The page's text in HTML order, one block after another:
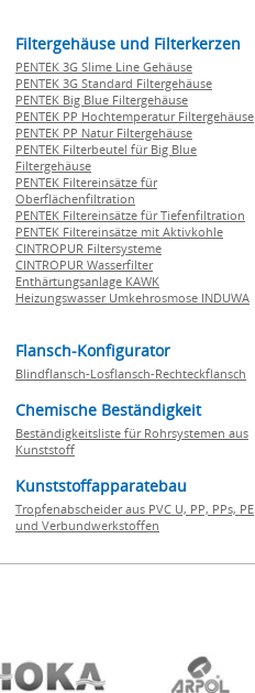
Filtergehäuse und Filterkerzen
PENTEK 3G Slime Line Gehäuse
PENTEK 3G Standard Filtergehäuse
PENTEK Big Blue Filtergehäuse
PENTEK PP Hochtemperatur Filtergehäuse
PENTEK PP Natur Filtergehäuse
PENTEK Filterbeutel für Big Blue
Filtergehäuse
PENTEK Filtereinsätze für
Oberflächenfiltration
PENTEK Filtereinsätze für Tiefenfiltration
PENTEK Filtereinsätze mit Aktivkohle
CINTROPUR Filtersysteme
CINTROPUR Wasserfilter
Enthärtungsanlage KAWK
Heizungswasser Umkehrosmose INDUWA
Flansch-Konfigurator
Blindflansch-Losflansch-Rechteckflansch
Chemische Beständigkeit
Beständigkeitsliste für Rohrsystemen aus
Kunststoff
Kunststoffapparatebau
Tropfenabscheider aus PVC U, PP, PPs, PE
und Verbundwerkstoffen